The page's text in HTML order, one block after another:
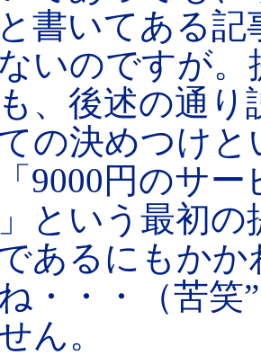
書いてある
いのですが
、後述の通り
の決めつけ
9000円のサー
という最初
あるにもかか
・・・（苦笑
ん。